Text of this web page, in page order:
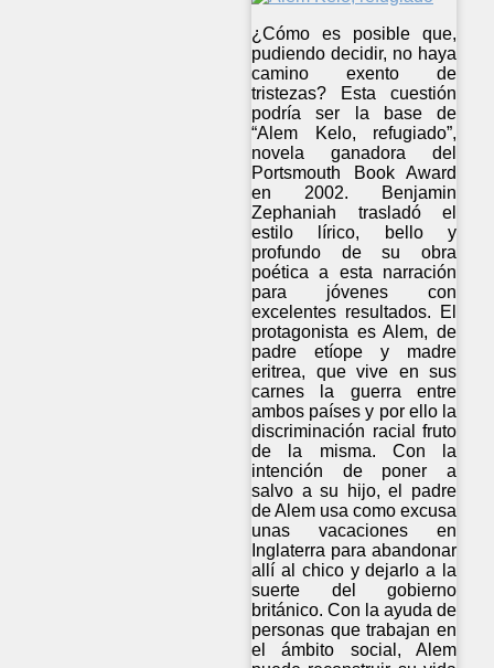
¿Cómo es posible que,
pudiendo decidir, no haya
camino exento de
tristezas? Esta cuestión
podría ser la base de
“Alem Kelo, refugiado”,
novela ganadora del
Portsmouth Book Award
en 2002. Benjamin
Zephaniah trasladó el
estilo lírico, bello y
profundo de su obra
poética a esta narración
para jóvenes con
excelentes resultados. El
protagonista es Alem, de
padre etíope y madre
eritrea, que vive en sus
carnes la guerra entre
ambos países y por ello la
discriminación racial fruto
de la misma. Con la
intención de poner a
salvo a su hijo, el padre
de Alem usa como excusa
unas vacaciones en
Inglaterra para abandonar
allí al chico y dejarlo a la
suerte del gobierno
británico. Con la ayuda de
personas que trabajan en
el ámbito social, Alem